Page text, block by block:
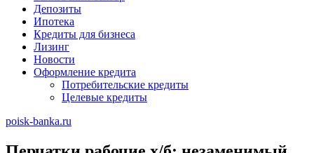
Депозиты
Ипотека
Кредиты для бизнеса
Лизинг
Новости
Оформление кредита
Потребительские кредиты
Целевые кредиты
poisk-banka.ru